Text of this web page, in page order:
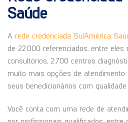
Saúde
A rede credenciada SulAmérica
de 22.000 referenciados, entre eles
consultórios, 2.700 centros
muito mais opções de
seus benedicionários com
Você conta com uma rede de